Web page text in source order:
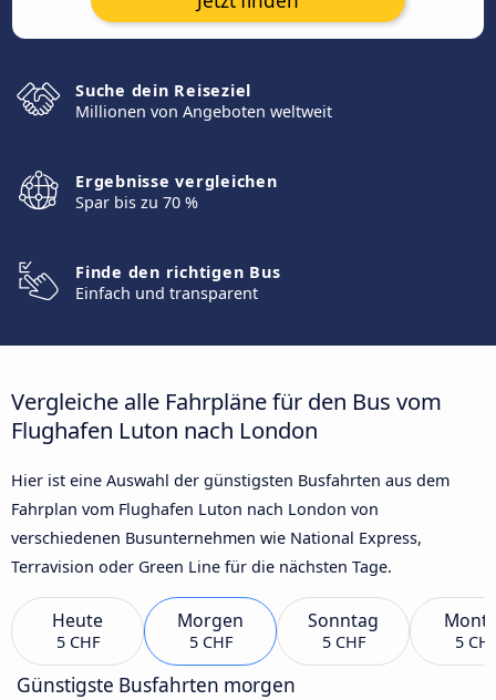
Suche dein Reiseziel
Millionen von Angeboten weltweit
Ergebnisse vergleichen
Spar bis zu 70 %
Finde den richtigen Bus
Einfach und transparent
Vergleiche alle Fahrpläne für den Bus vom
Flughafen Luton nach London
Hier ist eine Auswahl der günstigsten Busfahrten aus dem
Fahrplan vom Flughafen Luton nach London von
verschiedenen Busunternehmen wie National Express,
Terravision oder Green Line für die nächsten Tage.
Heute
5 CHF
Morgen
5 CHF
Sonntag
5 CHF 5
Günstigste Busfahrten morgen